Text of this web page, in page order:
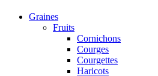
Graines
Fruits
Cornichons
Courges
Courgettes
Haricots